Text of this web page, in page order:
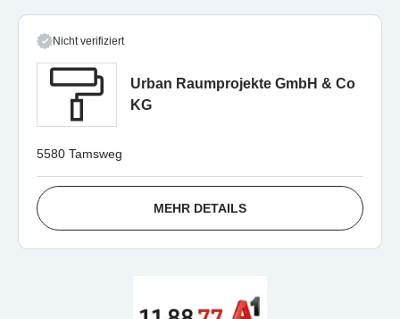
Nicht verifiziert
Urban Raumprojekte GmbH & Co
KG
5580 Tamsweg
MEHR DETAILS